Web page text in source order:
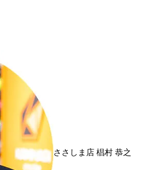
ささしま店 椙村 恭之